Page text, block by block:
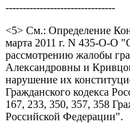
--------------------------------
<5> См.: Определение
марта 2011 г. N 435-О-О
рассмотрению жалобы
Александровны и
нарушение их
Гражданского кодекса
167, 233, 350, 357, 358
Российской Федерации".